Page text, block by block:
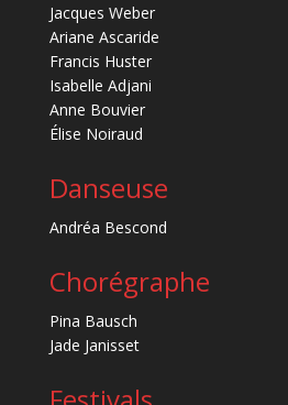
Jacques Weber
Ariane Ascaride
Francis Huster
Isabelle Adjani
Anne Bouvier
Élise Noiraud
Danseuse
Andréa Bescond
Chorégraphe
Pina Bausch
Jade Janisset